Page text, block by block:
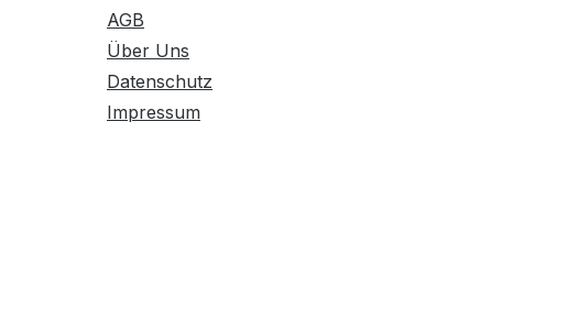
AGB
Über Uns
Datenschutz
Impressum